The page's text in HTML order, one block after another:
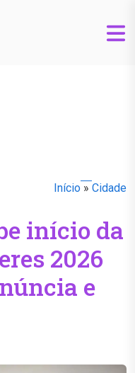
Início » Cidade
início da
2026
e